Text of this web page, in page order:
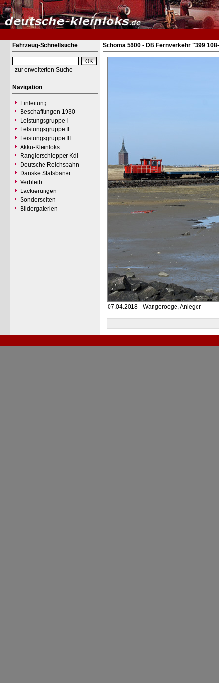
Fahrzeug-Schnellsuche
zur erweiterten Suche
Navigation
Einleitung
Beschaffungen 1930
Leistungsgruppe I
Leistungsgruppe II
Leistungsgruppe III
Akku-Kleinloks
Rangierschlepper Kdl
Deutsche Reichsbahn
Danske Statsbaner
Verbleib
Lackierungen
Sonderseiten
Bildergalerien
Schöma 5600 - DB Fernverkehr "399
07.04.2018 - Wangerooge, Anleger